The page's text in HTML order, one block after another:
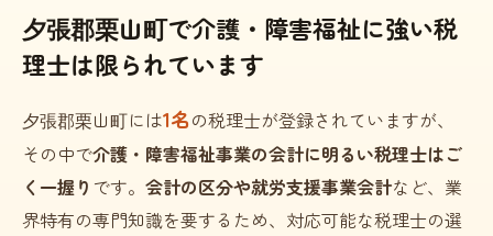
夕張郡栗山町で介護・障害福祉に強い税
理士は限られています
夕張郡栗山町には1名の税理士が登録されていますが、
その中で介護・障害福祉事業の会計に明るい税理士はご
く一握り です。 会計の区分や就労支援事業会計など、業
界特有の専門知識を要するため、対応可能な税理士の選